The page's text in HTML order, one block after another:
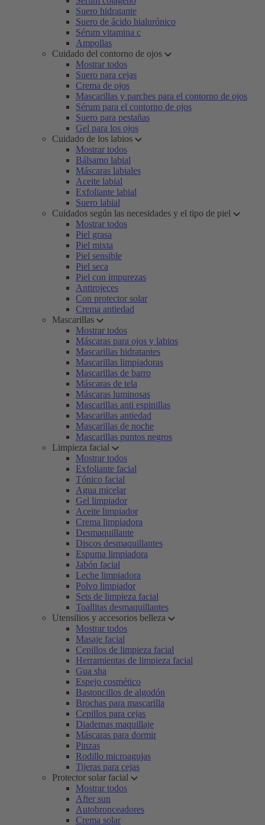
Suero hidratante
Suero de ácido hialurónico
Sérum vitamina c
Ampollas
Cuidado del contorno de ojos
Mostrar todos
Suero para cejas
Crema de ojos
Mascarillas y parches para el contorno de ojos
Sérum para el contorno de ojos
Suero para pestañas
Gel para los ojos
Cuidado de los labios
Mostrar todos
Bálsamo labial
Máscaras labiales
Aceite labial
Exfoliante labial
Suero labial
Cuidados según las necesidades y el tipo de piel
Mostrar todos
Piel grasa
Piel mixta
Piel sensible
Piel seca
Piel con impurezas
Antirojeces
Con protector solar
Crema antiedad
Mascarillas
Mostrar todos
Máscaras para ojos y labios
Mascarillas hidratantes
Mascarillas limpiadoras
Mascarillas de barro
Máscaras de tela
Máscaras luminosas
Mascarillas anti espinillas
Mascarillas antiedad
Mascarillas de noche
Mascarillas puntos negros
Limpieza facial
Mostrar todos
Exfoliante facial
Tónico facial
Agua micelar
Gel limpiador
Aceite limpiador
Crema limpiadora
Desmaquillante
Discos desmaquillantes
Espuma limpiadora
Jabón facial
Leche limpiadora
Polvo limpiador
Sets de limpieza facial
Toallitas desmaquillantes
Utensilios y accesorios belleza
Mostrar todos
Masaje facial
Cepillos de limpieza facial
Herramientas de limpieza facial
Gua sha
Espejo cosmético
Bastoncillos de algodón
Brochas para mascarilla
Cepillos para cejas
Diademas maquillaje
Máscaras para dormir
Pinzas
Rodillo microagujas
Tijeras para cejas
Protector solar facial
Mostrar todos
After sun
Autobronceadores
Crema solar